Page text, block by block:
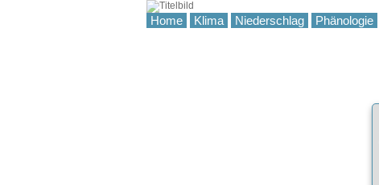
Home Klima Niederschlag Phänologie